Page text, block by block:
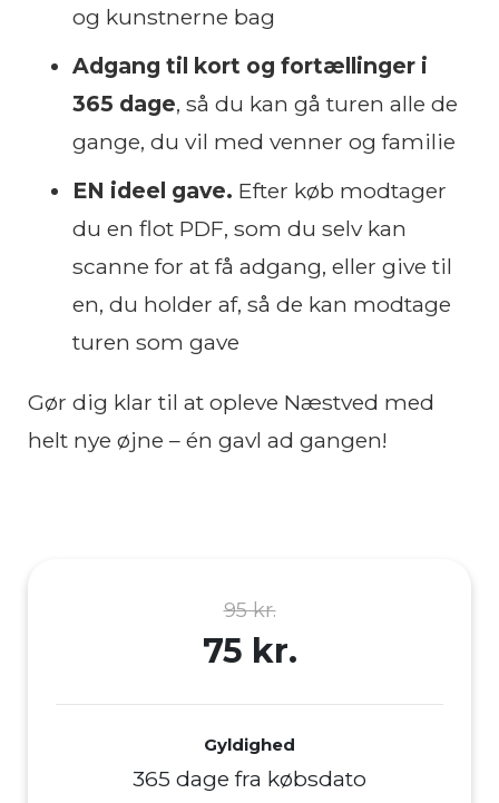
og kunstnerne bag
Adgang til kort og fortællinger i
365 dage, så du kan gå turen alle de
gange, du vil med venner og familie
EN ideel gave. Efter køb modtager
du en flot PDF, som du selv kan
scanne for at få adgang, eller give til
en, du holder af, så de kan modtage
turen som gave
Gør dig klar til at opleve Næstved med
helt nye øjne – én gavl ad gangen!
95 kr.
75 kr.
Gyldighed
365 dage fra købsdato